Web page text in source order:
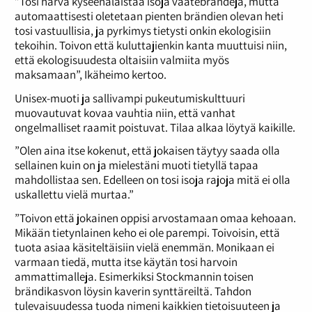
automaattisesti oletetaan pienten brändien olevan heti
tosi vastuullisia, ja pyrkimys tietysti onkin ekologisiin
tekoihin. Toivon että kuluttajienkin kanta muuttuisi niin,
että ekologisuudesta oltaisiin valmiita myös
maksamaan”, Ikäheimo kertoo.
Unisex-muoti ja sallivampi pukeutumiskulttuuri
muovautuvat kovaa vauhtia niin, että vanhat
ongelmalliset raamit poistuvat. Tilaa alkaa löytyä kaikille.
”Olen aina itse kokenut, että jokaisen täytyy saada olla
sellainen kuin on ja mielestäni muoti tietyllä tapaa
mahdollistaa sen. Edelleen on tosi isoja rajoja mitä ei olla
uskallettu vielä murtaa.”
”Toivon että jokainen oppisi arvostamaan omaa kehoaan.
Mikään tietynlainen keho ei ole parempi. Toivoisin, että
tuota asiaa käsiteltäisiin vielä enemmän. Monikaan ei
varmaan tiedä, mutta itse käytän tosi harvoin
ammattimalleja. Esimerkiksi Stockmannin toisen
brändikasvon löysin kaverin synttäreiltä. Tahdon
tulevaisuudessa tuoda nimeni kaikkien tietoisuuteen ja